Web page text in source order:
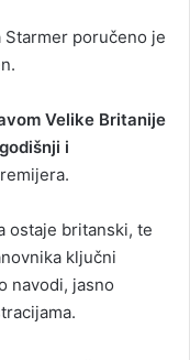
poručeno je
Velike Britanije
i
ostaje britanski, te
ključni
navodi, jasno